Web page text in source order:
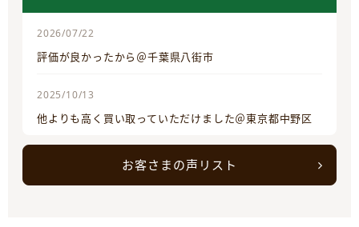
2026/07/22
評価が良かったから＠千葉県八街市
2025/10/13
他よりも高く買い取っていただけました＠東京都中野区
お客さまの声リスト